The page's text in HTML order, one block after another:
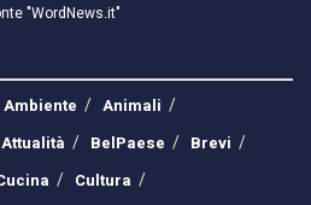
"WordNews.it"
Ambiente
Animali
Attualità BelPaese
Brevi
Cultura